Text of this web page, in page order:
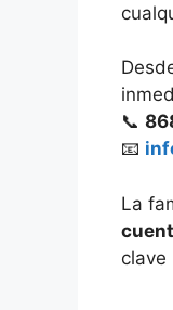
📞
📧
La
clave